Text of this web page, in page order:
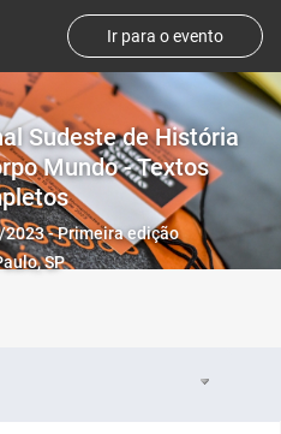
Ir para o evento
Sudeste de História
Mundo - Textos
- Primeira edição
SP